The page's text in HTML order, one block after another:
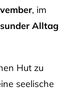
, im
Alltag
Hut zu
seelische